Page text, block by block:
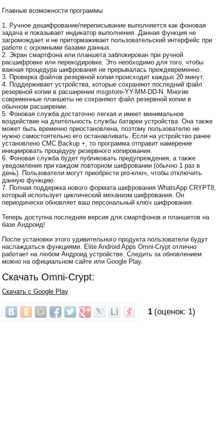
Главные возможности программы
1. Ручное дешифрование/переписывание выполняется как фоновая
задача и показывает индикатор выполнения. Данная функция не
загромождает и не притормаживает пользовательский интерфейс при
работе с огромными базами данных.
2. Экран смартфона или планшета заблокирован при ручной
расшифровке или перекодировке. Это необходимо для того, чтобы
важная процедура шифрования не прерывалась преждевременно.
3. Проверка файлов резервной копии происходит каждых 20 минут.
4. Поддерживает устройства, которые сохраняют последний файл
резервной копии в расширении msgstore-YY-MM-DD-N. Многие
современные планшеты не сохраняют файл резервной копии в
обычном расширении.
5. Фоновая служба достаточно легкая и имеет минимальное
воздействие на длительность службы батареи устройства. Она также
может быть временно приостановлена, поэтому пользователю не
нужно самостоятельно его останавливать. Если на устройство ранее
установлено СМС Backup +, то программа отправит намерение
инициировать процедуру резервного копирования.
6. Фоновая служба будет публиковать предупреждения, а также
уведомления при каждом повторном шифровании (обычно 1 раз в
день). Пользователи могут приобрести pro-ключ, чтобы отключить
данную функцию.
7. Полная поддержка нового формата шифрования WhatsApp CRYPT8,
который использует циклический механизм шифрования. Он
периодически обновляет ваш персональный ключ шифрования.
Теперь доступна последняя версия для смартфонов и планшетов на
базе Андроид!
После установки этого удивительного продукта пользователи будут
наслаждаться функциями. Elite Android Apps Omni-Crypt отлично
работает на любом Андроид устройстве. Следить за обновлением
можно на официальном сайте или Google Play.
Скачать Omni-Crypt:
Скачать с Google Play
1 (оценок: 1)